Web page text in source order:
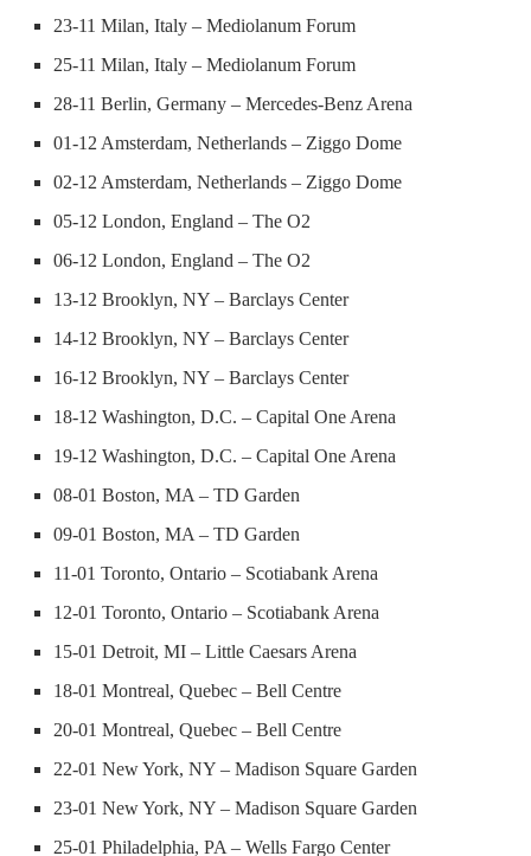
23-11 Milan, Italy – Mediolanum Forum
25-11 Milan, Italy – Mediolanum Forum
28-11 Berlin, Germany – Mercedes-Benz Arena
01-12 Amsterdam, Netherlands – Ziggo Dome
02-12 Amsterdam, Netherlands – Ziggo Dome
05-12 London, England – The O2
06-12 London, England – The O2
13-12 Brooklyn, NY – Barclays Center
14-12 Brooklyn, NY – Barclays Center
16-12 Brooklyn, NY – Barclays Center
18-12 Washington, D.C. – Capital One Arena
19-12 Washington, D.C. – Capital One Arena
08-01 Boston, MA – TD Garden
09-01 Boston, MA – TD Garden
11-01 Toronto, Ontario – Scotiabank Arena
12-01 Toronto, Ontario – Scotiabank Arena
15-01 Detroit, MI – Little Caesars Arena
18-01 Montreal, Quebec – Bell Centre
20-01 Montreal, Quebec – Bell Centre
22-01 New York, NY – Madison Square Garden
23-01 New York, NY – Madison Square Garden
25-01 Philadelphia, PA – Wells Fargo Center